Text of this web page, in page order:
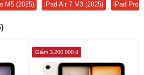
M5 (2025) iPad Air 7 M3 (2025) iPad Pro
Giảm 3.200.000 đ